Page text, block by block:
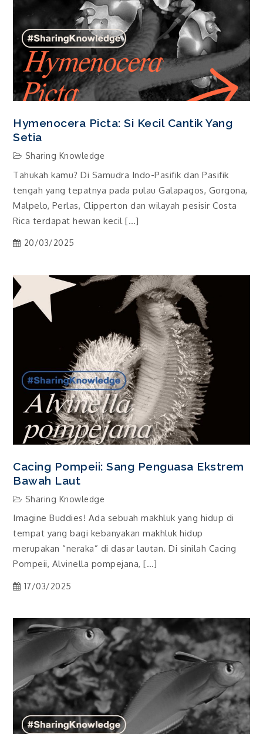
Hymenocera Picta: Si Kecil Cantik Yang
Setia
Sharing Knowledge
Tahukah kamu? Di Samudra Indo-Pasifik dan Pasifik
tengah yang tepatnya pada pulau Galapagos, Gorgona,
Malpelo, Perlas, Clipperton dan wilayah pesisir Costa
Rica terdapat hewan kecil […]
20/03/2025
Cacing Pompeii: Sang Penguasa Ekstrem
Bawah Laut
Sharing Knowledge
Imagine Buddies! Ada sebuah makhluk yang hidup di
tempat yang bagi kebanyakan makhluk hidup
merupakan “neraka” di dasar lautan. Di sinilah Cacing
Pompeii, Alvinella pompejana, […]
17/03/2025